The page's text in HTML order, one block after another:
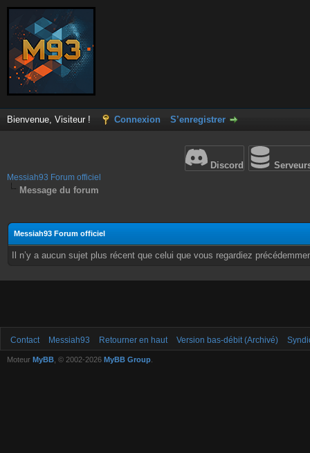
Bienvenue, Visiteur ! Connexion S’enregistrer
Discord
Messiah93 Forum officiel
Message du forum
Messiah93 Forum officiel
Il n’y a aucun sujet plus récent que celui que vous regardiez
Contact Messiah93 Retourner en haut Version bas-débit (Archivé)
Moteur MyBB , © 2002-2026 MyBB Group